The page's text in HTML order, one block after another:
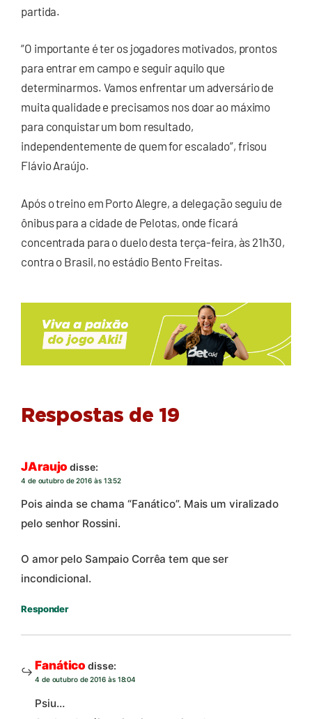
partida.
“O importante é ter os jogadores motivados, prontos
para entrar em campo e seguir aquilo que
determinarmos. Vamos enfrentar um adversário de
muita qualidade e precisamos nos doar ao máximo
para conquistar um bom resultado,
independentemente de quem for escalado”, frisou
Flávio Araújo.
Após o treino em Porto Alegre, a delegação seguiu de
ônibus para a cidade de Pelotas, onde ficará
concentrada para o duelo desta terça-feira, às 21h30,
contra o Brasil, no estádio Bento Freitas.
Respostas de 19
JAraujo disse:
4 de outubro de 2016 às 13:52
Pois ainda se chama “Fanático”. Mais um viralizado
pelo senhor Rossini.
O amor pelo Sampaio Corrêa tem que ser
incondicional.
Responder
Fanático disse:
4 de outubro de 2016 às 18:04
Psiu…